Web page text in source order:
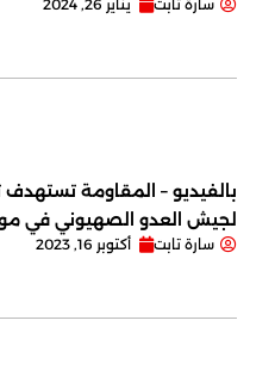
سارة تابت يناير 26, 2024
بالفيديو – المقاومة
لجيش العدو الصهيوني في
سارة تابت أكتوبر 16, 2023